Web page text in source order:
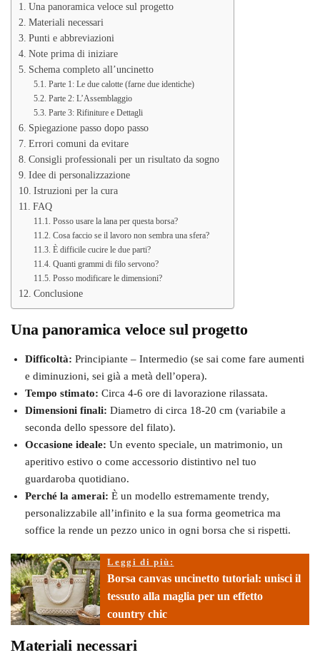
Una panoramica veloce sul progetto
Materiali necessari
Punti e abbreviazioni
Note prima di iniziare
Schema completo all’uncinetto
Parte 1: Le due calotte (farne due identiche)
Parte 2: L’Assemblaggio
Parte 3: Rifiniture e Dettagli
Spiegazione passo dopo passo
Errori comuni da evitare
Consigli professionali per un risultato da sogno
Idee di personalizzazione
Istruzioni per la cura
FAQ
Posso usare la lana per questa borsa?
Cosa faccio se il lavoro non sembra una sfera?
È difficile cucire le due parti?
Quanti grammi di filo servono?
Posso modificare le dimensioni?
Conclusione
Una panoramica veloce sul progetto
Difficoltà: Principiante – Intermedio (se sai come fare aumenti
e diminuzioni, sei già a metà dell’opera).
Tempo stimato: Circa 4-6 ore di lavorazione rilassata.
Dimensioni finali: Diametro di circa 18-20 cm (variabile a
seconda dello spessore del filato).
Occasione ideale: Un evento speciale, un matrimonio, un
aperitivo estivo o come accessorio distintivo nel tuo
guardaroba quotidiano.
Perché la amerai: È un modello estremamente trendy,
personalizzabile all’infinito e la sua forma geometrica ma
soffice la rende un pezzo unico in ogni borsa che si rispetti.
Leggi di più:
Borsa canvas uncinetto tutorial: unisci il
tessuto alla maglia per un effetto
country chic
Materiali necessari